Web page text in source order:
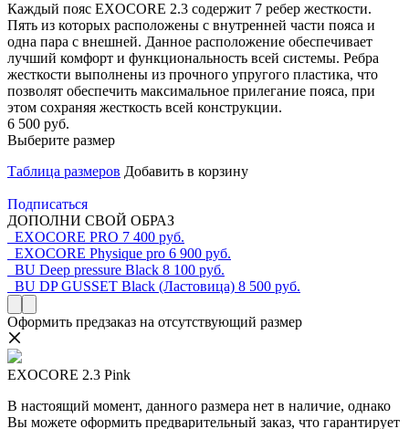
Каждый пояс EXOCORE 2.3 содержит 7 ребер жесткости.
Пять из которых расположены с внутренней части пояса и
одна пара с внешней. Данное расположение обеспечивает
лучший комфорт и функциональность всей системы. Ребра
жесткости выполнены из прочного упругого пластика, что
позволят обеспечить максимальное прилегание пояса, при
этом сохраняя жесткость всей конструкции.
6 500 руб.
Выберите размер
Таблица размеров Добавить в корзину
Подписаться
ДОПОЛНИ СВОЙ ОБРАЗ
EXOCORE PRO 7 400 руб.
EXOCORE Physique pro 6 900 руб.
BU Deep pressure Black 8 100 руб.
BU DP GUSSET Black (Ластовица) 8 500 руб.
Оформить предзаказ на отсутствующий размер
EXOCORE 2.3 Pink
В настоящий момент, данного размера нет в наличие, однако
Вы можете оформить предварительный заказ, что гарантирует